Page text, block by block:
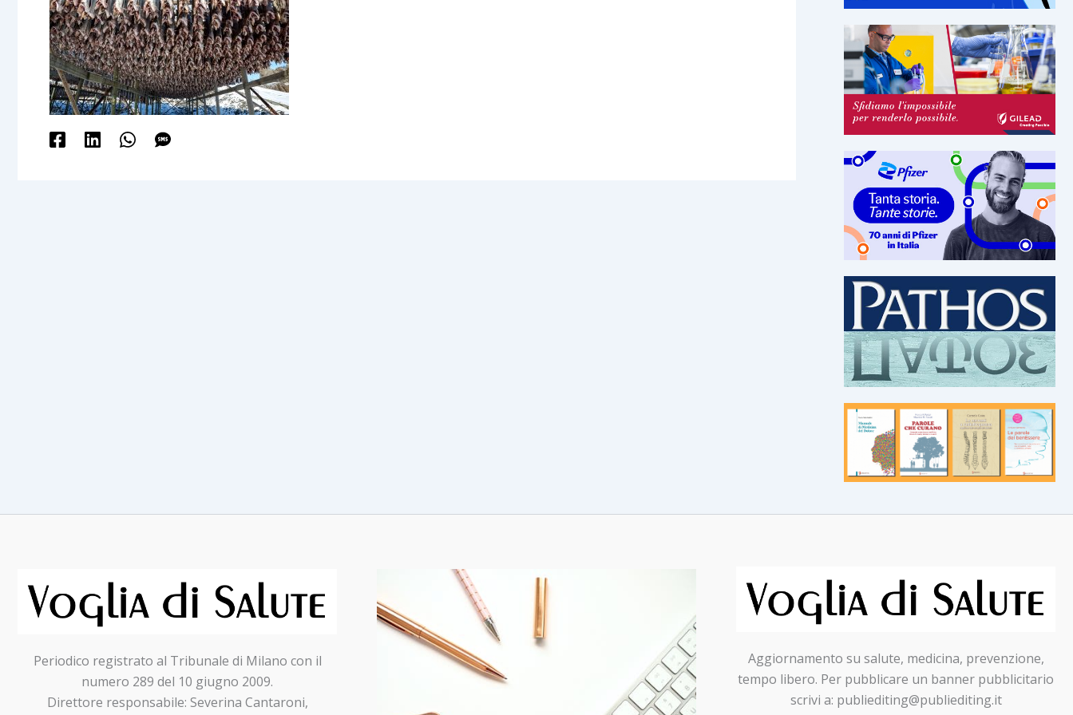
Periodico registrato al Tribunale di Milano con il
numero 289 del 10 giugno 2009.
Direttore responsabile: Severina Cantaroni,
Aggiornamento su salute, medicina, prevenzione,
tempo libero. Per pubblicare un banner pubblicitario
scrivi a: publiediting@publiediting.it